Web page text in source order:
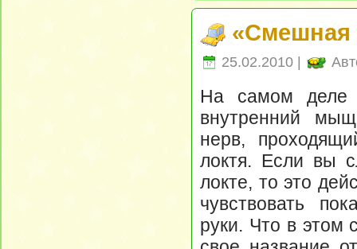
«Смешная
25.02.2010 |
На самом деле
внутренний
нерв,
локтя. Если вы
локте, то это
чувствовать
руки. Что в этом